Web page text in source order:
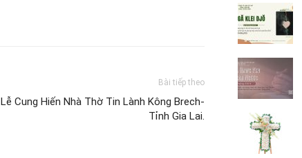
Bài tiếp theo
Lễ Cung Hiến Nhà Thờ Tin Lành Kông Brech-
Tỉnh Gia Lai.